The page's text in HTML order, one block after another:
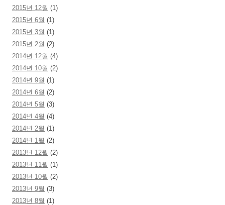
2015년 12월 (1)
2015년 6월 (1)
2015년 3월 (1)
2015년 2월 (2)
2014년 12월 (4)
2014년 10월 (2)
2014년 9월 (1)
2014년 6월 (2)
2014년 5월 (3)
2014년 4월 (4)
2014년 2월 (1)
2014년 1월 (2)
2013년 12월 (2)
2013년 11월 (1)
2013년 10월 (2)
2013년 9월 (3)
2013년 8월 (1)